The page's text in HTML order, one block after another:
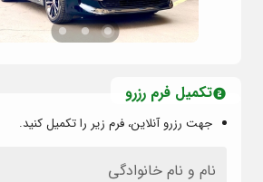
تکمیل فرم رزرو
جهت رزرو آنلاین، فرم زیر را تکمیل کنید.
نام و نام خانوادگی